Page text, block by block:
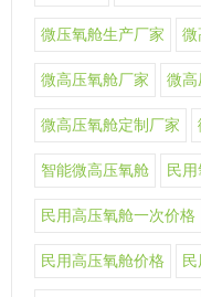
微压氧舱生产厂家 微
微高压氧舱厂家 微高
微高压氧舱定制厂家
智能微高压氧舱 民
民用高压氧舱一次价格
民用高压氧舱价格